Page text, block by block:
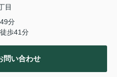
目
分
徒歩41分
問い合わせ